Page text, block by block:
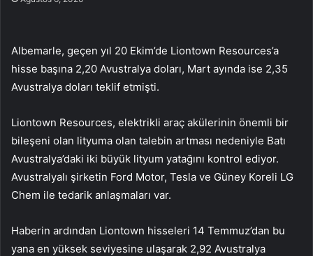
Albemarle, geçen yıl 20 Ekim’de Liontown Resources’a
hisse başına 2,20 Avustralya doları, Mart ayında ise 2,35
Avustralya doları teklif etmişti.
Liontown Resources, elektrikli araç akülerinin önemli bir
bileşeni olan lityuma olan talebin artması nedeniyle Batı
Avustralya’daki iki büyük lityum yatağını kontrol ediyor.
Avustralyalı şirketin Ford Motor, Tesla ve Güney Koreli LG
Chem ile tedarik anlaşmaları var.
Haberin ardından Liontown hisseleri 14 Temmuz’dan bu
yana en yüksek seviyesine ulaşarak 2,92 Avustralya